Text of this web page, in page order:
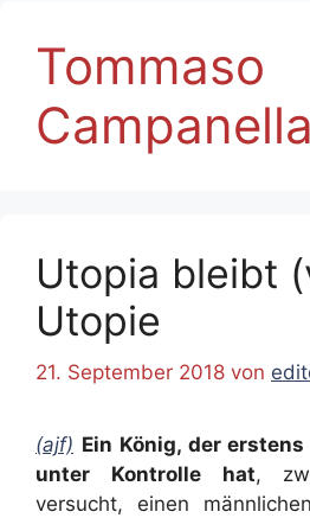
Tommaso
Campanella
Utopia bleibt
Utopie
21. September 2018 von
(ajf) Ein König, der
unter Kontrolle hat,
versucht, einen